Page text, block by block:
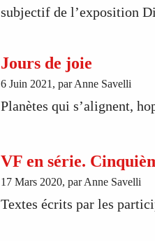
subjectif de l’exposition
Jours de joie
6 Juin 2021, par Anne Savelli
Planètes qui s’alignent,
VF en série.
17 Mars 2020, par Anne Savelli
Textes écrits par les